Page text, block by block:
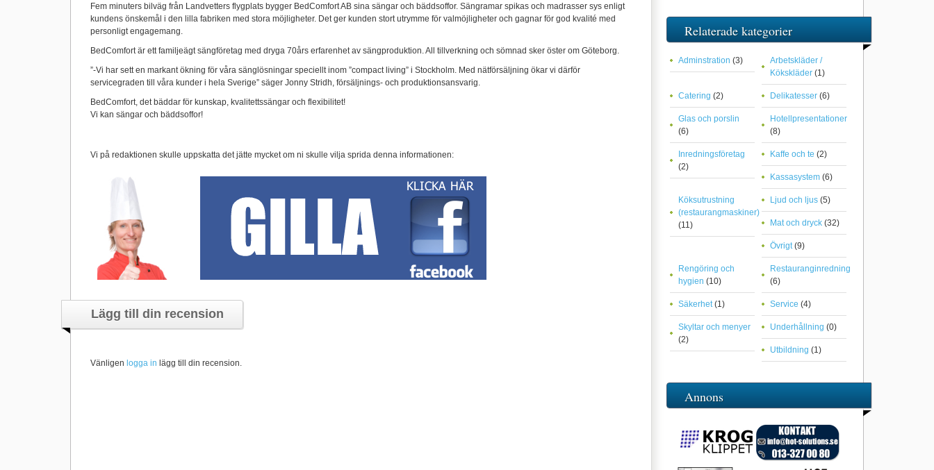
Fem minuters bilväg från Landvetters flygplats bygger BedComfort AB sina sängar och bäddsoffor. Sängramar spikas och madrasser sys enligt
kundens önskemål i den lilla fabriken med stora möjligheter. Det ger kunden stort utrymme för valmöjligheter och gagnar för god kvalité med
personligt engagemang.
BedComfort är ett familjeägt sängföretag med dryga 70års erfarenhet av sängproduktion. All tillverkning och sömnad sker öster om Göteborg.
”-Vi har sett en markant ökning för våra sänglösningar speciellt inom ”compact living” i Stockholm. Med nätförsäljning ökar vi därför
servicegraden till våra kunder i hela Sverige” säger Jonny Stridh, försäljnings- och produktionsansvarig.
BedComfort, det bäddar för kunskap, kvalitettssängar och flexibilitet!
Vi kan sängar och bäddsoffor!
Vi på redaktionen skulle uppskatta det jätte mycket om ni skulle vilja sprida denna informationen:
Lägg till din recension
Vänligen logga in lägg till din recension.
Relaterade kategorier
Adminstration (3)
Arbetskläder /
Kökskläder (1)
Catering (2) Delikatesser (6)
Glas och porslin
(6)
Hotellpresentationer
(8)
Inredningsföretag
(2)
Kaffe och te (2)
Kassasystem (6)
Köksutrustning
(restaurangmaskiner)
(11)
Ljud och ljus (5)
Mat och dryck (32)
Övrigt(9)
Rengöring och
hygien (10)
Restauranginredning
(6)
Säkerhet(1) Service (4)
Skyltar och menyer
(2)
Underhållning (0)
Utbildning (1)
Annons